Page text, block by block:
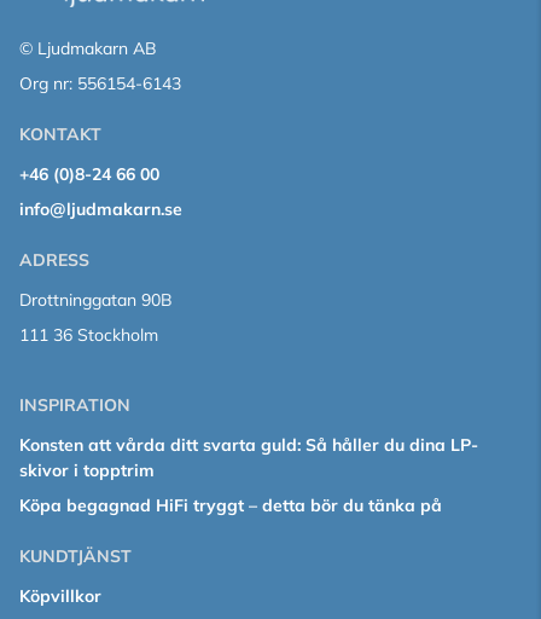
© Ljudmakarn AB
Org nr: 556154-6143
KONTAKT
+46 (0)8-24 66 00
info@ljudmakarn.se
ADRESS
Drottninggatan 90B
111 36 Stockholm
INSPIRATION
Konsten att vårda ditt svarta guld: Så håller du dina LP-
skivor i topptrim
Köpa begagnad HiFi tryggt – detta bör du tänka på
KUNDTJÄNST
Köpvillkor